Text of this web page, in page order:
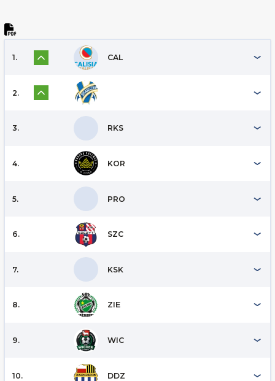
1. CAL
2.
3. RKS
4. KOR
5. PRO
6. SZC
7. KSK
8. ZIE
9. WIC
10. DDZ